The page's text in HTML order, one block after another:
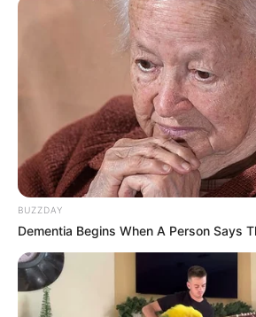
BUZZDAY
Dementia Begins When A Person Says